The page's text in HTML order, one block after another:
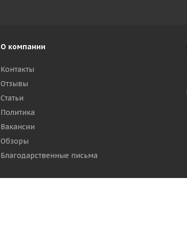
О компании
Контакты
Отзывы
Статьи
Политика
Вакансии
Обзоры
Благодарственные письма